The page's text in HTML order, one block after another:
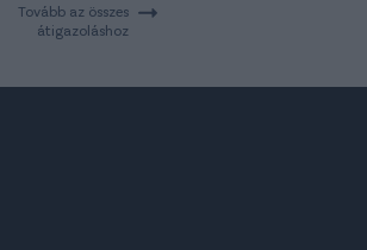
Tovább az összes
átigazoláshoz